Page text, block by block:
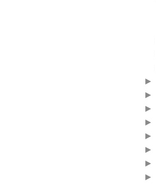
►
►
►
►
►
►
►
►